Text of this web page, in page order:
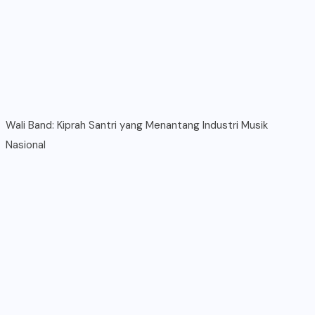
Wali Band: Kiprah Santri yang Menantang Industri Musik
Nasional